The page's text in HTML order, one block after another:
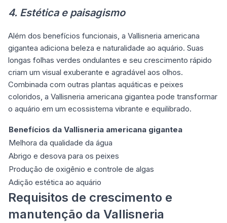
4. Estética e paisagismo
Além dos benefícios funcionais, a Vallisneria americana
gigantea adiciona beleza e naturalidade ao aquário. Suas
longas folhas verdes ondulantes e seu crescimento rápido
criam um visual exuberante e agradável aos olhos.
Combinada com outras plantas aquáticas e peixes
coloridos, a Vallisneria americana gigantea pode transformar
o aquário em um ecossistema vibrante e equilibrado.
Benefícios da Vallisneria americana gigantea
Melhora da qualidade da água
Abrigo e desova para os peixes
Produção de oxigênio e controle de algas
Adição estética ao aquário
Requisitos de crescimento e
manutenção da Vallisneria